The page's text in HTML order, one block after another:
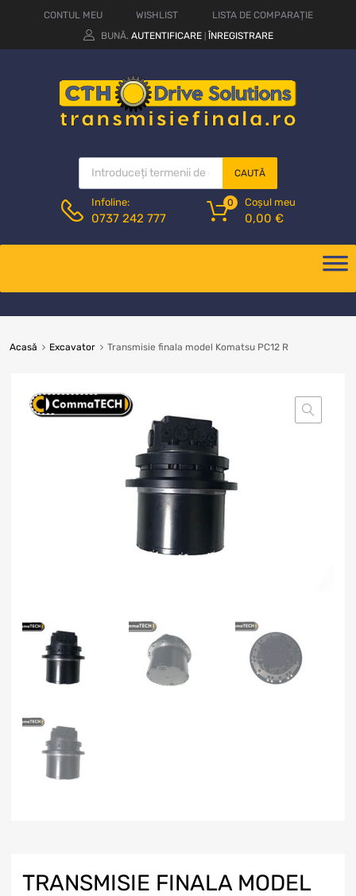
CONTUL MEU WISHLIST
LISTA DE COMPARAȚIE
BUNĂ. AUTENTIFICARE ÎNREGISTRARE
CAUTĂ
Infoline:
0737 242 777
Coșul meu
0,00 €
0
Acasă Excavator Transmisie finala model Komatsu PC12 R
TRANSMISIE FINALA MODEL